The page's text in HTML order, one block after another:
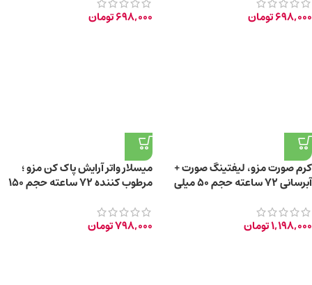
698,000تومان
698,000تومان
کرم صورت مزو، لیفتینگ صورت +
آبرسانی 72 ساعته حجم 50 میلی
1,198,000تومان
میسلار واتر آرایش پاک کن مزو ؛
مرطوب کننده 72 ساعته حجم ۱۵۰
798,000تومان